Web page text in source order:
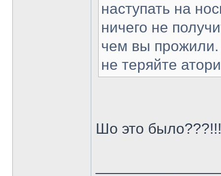
наступать на
ничего не
чем вы прожили.
не теряйте
Шо это